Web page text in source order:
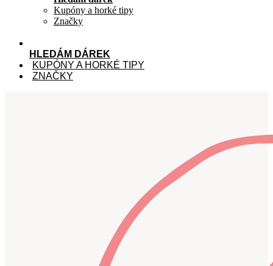
Kupóny a horké tipy
Značky
HLEDÁM DÁREK
KUPÓNY A HORKÉ TIPY
ZNAČKY